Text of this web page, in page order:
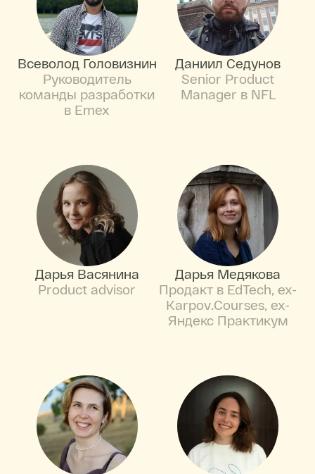
Всеволод Головизнин
Руководитель
команды разработки
в Emex
Даниил Седунов
Senior Product
Manager в NFL
Дарья Васянина
Product advisor
Дарья Медякова
Продакт в EdTech, ex-
Karpov.Courses, ex-
Яндекс Практикум